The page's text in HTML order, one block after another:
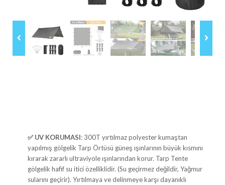
✅ UV KORUMASI: 300T yırtılmaz polyester kumaştan
yapılmış gölgelik Tarp Örtüsü güneş ışınlarının büyük kısmını
kırarak zararlı ultraviyole ışınlarından korur. Tarp Tente
gölgelik hafif su itici özelliklidir. (Su geçirmez değildir, Yağmur
sularını geçirir). Yırtılmaya ve delinmeye karşı dayanıklı